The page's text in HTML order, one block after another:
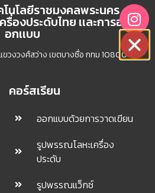
นโลยีราชมงคลพระนคร
งประดับไทย เเละการอ
อกเเบบ
ขวงวงศ์สว่าง เขตบางซื่อ กทม 10800
คอร์สเรียน
ออกแบบด้วยการวาดเขียน
รูปพรรณโลหะเครื่อง
ประดับ
รูปพรรณแว็กซ์